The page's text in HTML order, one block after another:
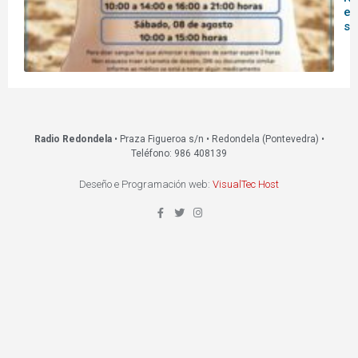
Radio Redondela• Praza Figueroa s/n • Redondela (Pontevedra) •
Teléfono: 986 408139
Deseño e Programación web: VisualTec Host